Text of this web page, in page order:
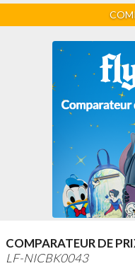
COMPARATEUR DE
LF-NICBK0043